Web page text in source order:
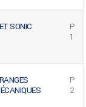
SONIC
P
1
P
2